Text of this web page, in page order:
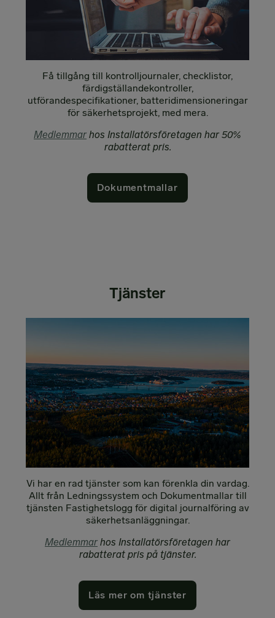
Få tillgång till kontrolljournaler, checklistor,
färdigställandekontroller,
utförandespecifikationer, batteridimensioneringar
för säkerhetsprojekt, med mera.
Medlemmar hos Installatörsföretagen har 50%
rabatterat pris.
Dokumentmallar
Tjänster
Vi har en rad tjänster som kan förenkla din vardag.
Allt från Ledningssystem och Dokumentmallar till
tjänsten Fastighetslogg för digital journalföring av
säkerhetsanläggningar.
Medlemmar hos Installatörsföretagen har
rabatterat pris på tjänster.
Läs mer om tjänster